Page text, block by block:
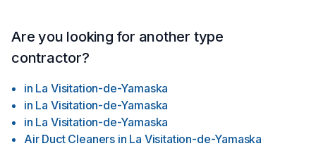
Are you looking for another type
contractor?
in La Visitation-de-Yamaska
in La Visitation-de-Yamaska
in La Visitation-de-Yamaska
Air Duct Cleaners in La Visitation-de-Yamaska